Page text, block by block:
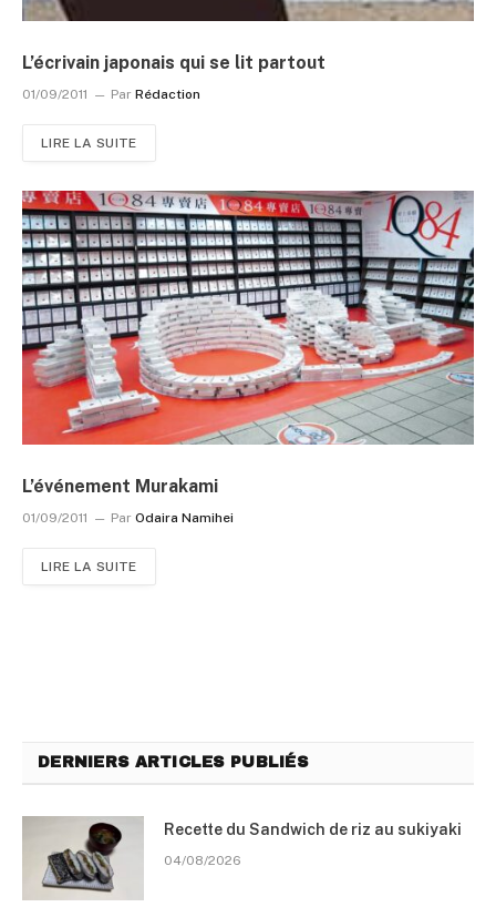
L’écrivain japonais qui se lit partout
01/09/2011 Par Rédaction
LIRE LA SUITE
L’événement Murakami
01/09/2011 Par Odaira Namihei
LIRE LA SUITE
DERNIERS ARTICLES PUBLIÉS
Recette du Sandwich de riz au sukiyaki
04/08/2026